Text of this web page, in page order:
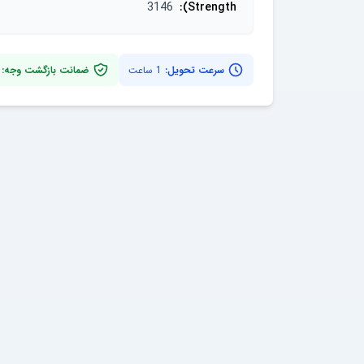
Strength)
:
3146
سرعت تحویل: 1 ساعت ضمانت بازگشت وجه: